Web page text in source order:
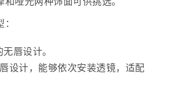
唇设计。
设计，能够依次安装透镜，适配